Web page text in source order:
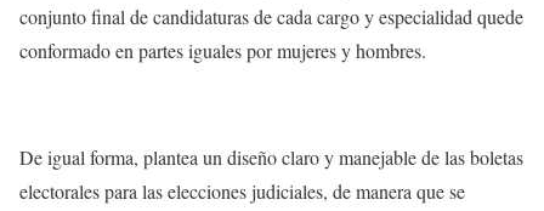
conjunto final de candidaturas de cada cargo y especialidad quede
conformado en partes iguales por mujeres y hombres.
De igual forma, plantea un diseño claro y manejable de las boletas
electorales para las elecciones judiciales, de manera que se